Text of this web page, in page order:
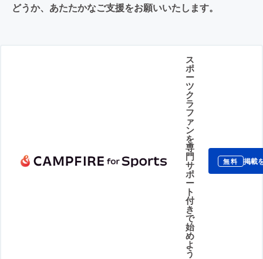
どうか、あたたかなご支援をお願いいたします。
ス
ポ
ー
ツ
ク
ラ
フ
ァ
ン
を
専
門
サ
ポ
ー
ト
付
き
で
始
め
よ
う
無料 掲載